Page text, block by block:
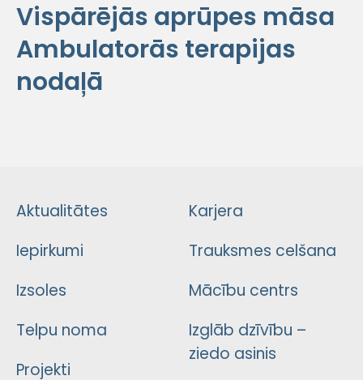
Vispārējās aprūpes māsa
Ambulatorās terapijas
nodaļā
Aktualitātes
Iepirkumi
Izsoles
Telpu noma
Projekti
Karjera
Trauksmes celšana
Mācību centrs
Izglāb dzīvību –
ziedo asinis